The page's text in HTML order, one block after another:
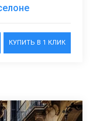
КУПИТЬ В 1 КЛИК